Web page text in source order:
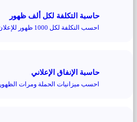
حاسبة التكلفة لكل ألف ظهور
احسب التكلفة لكل 1000 ظهور للإعلان على الفور.
حاسبة الإنفاق الإعلاني
احسب ميزانيات الحملة ومرات الظهور